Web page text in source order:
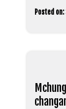
Posted on: